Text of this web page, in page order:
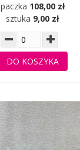
paczka 108,00 zł
sztuka 9,00 zł
DO KOSZYKA